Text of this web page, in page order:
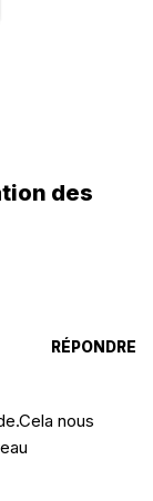
des
RÉPONDRE
nous